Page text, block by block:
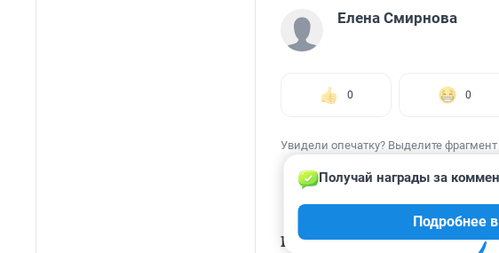
Елена Смирнова
0 0
Увидели опечатку? Выделите
КОММЕНТАРИИ 130
Получай награды за
Подробнее